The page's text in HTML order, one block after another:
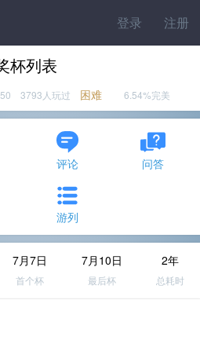
登录 注册
杯列表
3793人玩过 困难 6.54%完美
评论 问答
游列
7月7日
首个杯
7月10日
最后杯
2年
总耗时